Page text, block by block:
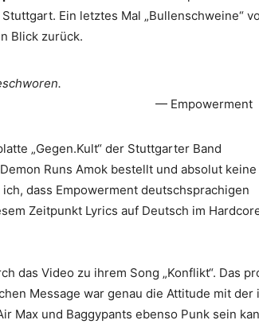
Ein letztes Mal „Bullenschweine“
Blick zurück.
Empowerment
„Gegen.Kult“ der Stuttgarter Band
Runs Amok bestellt und absolut keine
dass Empowerment deutschsprachigen
Zeitpunkt Lyrics auf Deutsch im
das Video zu ihrem Song „Konflikt“. Das
Message war genau die Attitude mit der
Max und Baggypants ebenso Punk sein